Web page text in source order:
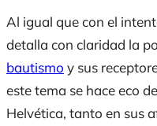
Al igual que con el
detalla con claridad la
bautismo y sus
este tema se hace eco
Helvética, tanto en sus